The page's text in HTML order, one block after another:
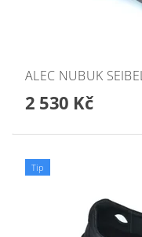
ALEC NUBUK
2 530 Kč
Tip